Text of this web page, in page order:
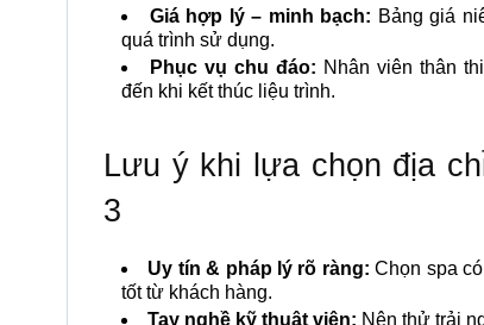
Giá hợp lý – minh bạch: Bảng giá
quá trình sử dụng.
Phục vụ chu đáo: Nhân viên thân
đến khi kết thúc liệu trình.
Lưu ý khi lựa chọn địa
3
Uy tín & pháp lý rõ ràng: Chọn spa
tốt từ khách hàng.
Tay nghề kỹ thuật viên: Nên thử trải